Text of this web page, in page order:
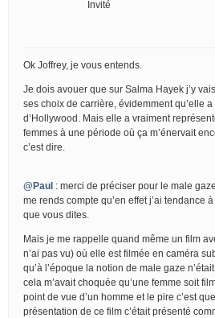
Invité
Ok Joffrey, je vous entends.
Je dois avouer que sur Salma Hayek j’y
ses choix de carrière, évidemment qu’elle
d’Hollywood. Mais elle a vraiment
femmes à une période où ça m’énervait
c’est dire.
@Paul : merci de préciser pour le male
me rends compte qu’en effet j’ai tendance
que vous dites.
Mais je me rappelle quand même un film
n’ai pas vu) où elle est filmée en caméra
qu’à l’époque la notion de male gaze
cela m’avait choquée qu’une femme soit
point de vue d’un homme et le pire c’est
présentation de ce film c’était présenté